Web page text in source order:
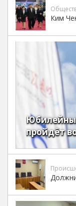
Ким
пройдёт